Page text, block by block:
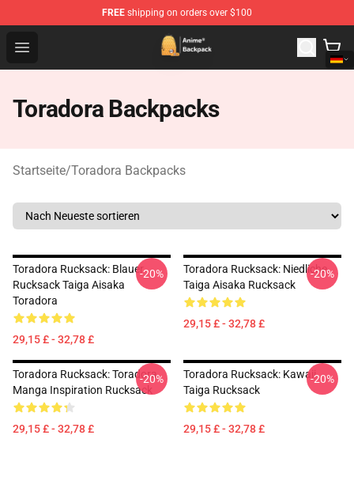
FREE shipping on orders over $100
Open menu
Anime Backpack Shop - Official Anime Backpack Store
Toradora Backpacks
Startseite/Toradora Backpacks
Toradora Rucksack: Blauer
Rucksack Taiga Aisaka
Toradora
29,15 £ - 32,78 £
-20%
Toradora Rucksack: Niedliche
Taiga Aisaka Rucksack
29,15 £ - 32,78 £
-20%
Toradora Rucksack: Toradora
Manga Inspiration Rucksack
29,15 £ - 32,78 £
-20%
Toradora Rucksack: Kawaii
Taiga Rucksack
29,15 £ - 32,78 £
-20%